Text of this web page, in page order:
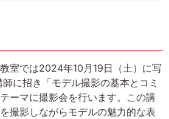
室では2024年10月19日（土）に写
に招き「モデル撮影の基本とコミ
ーマに撮影会を行います。この講
撮影しながらモデルの魅力的な表